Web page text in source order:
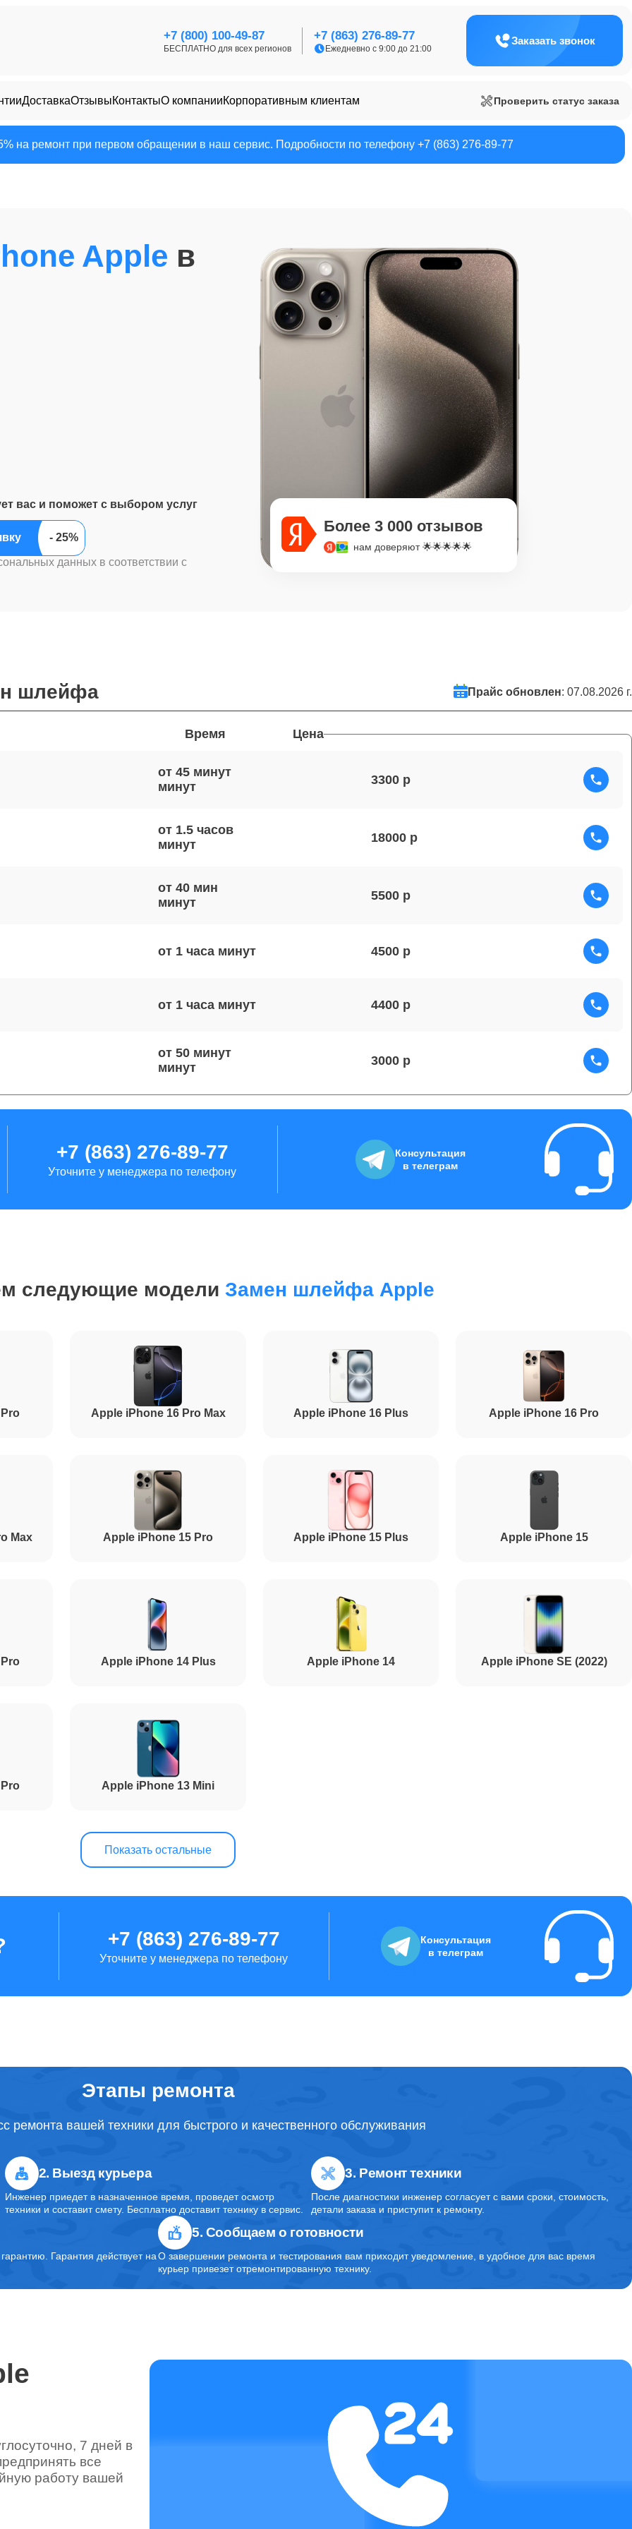
+7 (800) 100-49-87
БЕСПЛАТНО для всех регионов
+7 (863) 276-89-77
Ежедневно с 9:00 до 21:00
Заказать звонок
ДоставкаОтзывыКонтактыО компанииКорпоративным клиентам Проверить статус заказа
на ремонт при первом обращении в наш сервис. Подробности по телефону +7 (863) 276-89-77
Apple в
вас и поможет с выбором услуг
заявку
данных в соответствии с
Более 3 000 отзывов
нам доверяют 🌟🌟🌟🌟🌟
шлейфа Прайс обновлен: 07.08.2026 г.
Время Цена
от 45 минут
3300
от 1.5 часов
18000
от 40 мин
5500
от 1 часа 4500
от 1 часа 4400
от 50 минут
3000
от 60 минут
от 1 часа 2200
от 30 минут
3000
от 1 часа 7200
от 1 часа
от 1.5 часов
от 1.5 часов
от 70 минут
от 50 минут
от 2 часов
7500
от 30 минут
2700
+7 (863) 276-89-77
Уточните у менеджера по телефону
Консультация
в телеграм
следующие модели Замен шлейфа Apple
Apple iPhone 16 Pro Max Apple iPhone 16 Plus Apple iPhone 16 Pro
Max Apple iPhone 15 Pro Apple iPhone 15 Plus Apple iPhone 15
Apple iPhone 14 Plus Apple iPhone 14 Apple iPhone SE (2022)
Apple iPhone 13 Mini
Показать остальные
+7 (863) 276-89-77
Уточните у менеджера по телефону
Консультация
в телеграм
Этапы ремонта
ремонта вашей техники для быстрого и качественного обслуживания
2. Выезд курьера
Инженер приедет в назначенное время, проведет осмотр
техники и составит смету. Бесплатно доставит технику в сервис.
3. Ремонт техники
После диагностики инженер согласует с вами сроки, стоимость,
детали заказа и приступит к ремонту.
Гарантия действует на
5. Сообщаем о готовности
О завершении ремонта и тестирования вам приходит уведомление, в удобное для вас время
курьер привезет отремонтированную технику.
7 дней в
все
работу вашей